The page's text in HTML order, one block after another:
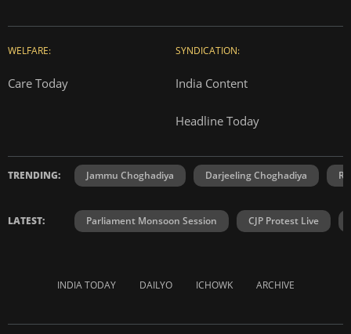
WELFARE:
Care Today
SYNDICATION:
India Content
Headline Today
TRENDING: Jammu Choghadiya Darjeeling Choghadiya
LATEST: Parliament Monsoon Session CJP Protest Live
INDIA TODAY DAILYO ICHOWK ARCHIVE